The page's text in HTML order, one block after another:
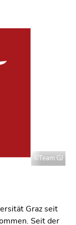
Graz seit
Seit der
©Team GJ